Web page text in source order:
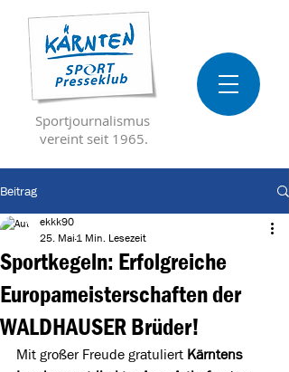
Sportjournalismus
vereint seit 1965.
Beitrag
Sportkegeln: Erfolgreiche
Europameisterschaften der
WALDHAUSER Brüder!
ekkk90
25. Mai1 Min. Lesezeit
Mit großer Freude gratuliert Kärntens